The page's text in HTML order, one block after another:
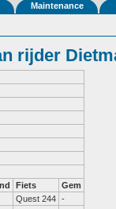
Maintenance
rijder
Fiets
Gem
Quest 244 -